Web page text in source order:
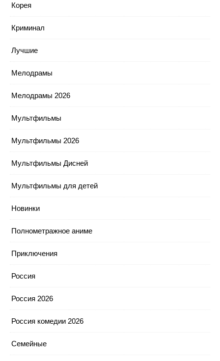
Корея
Криминал
Лучшие
Мелодрамы
Мелодрамы 2026
Мультфильмы
Мультфильмы 2026
Мультфильмы Дисней
Мультфильмы для детей
Новинки
Полнометражное аниме
Приключения
Россия
Россия 2026
Россия комедии 2026
Семейные